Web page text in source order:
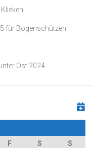
für Bogenschützen
Ost 2024
F S
S